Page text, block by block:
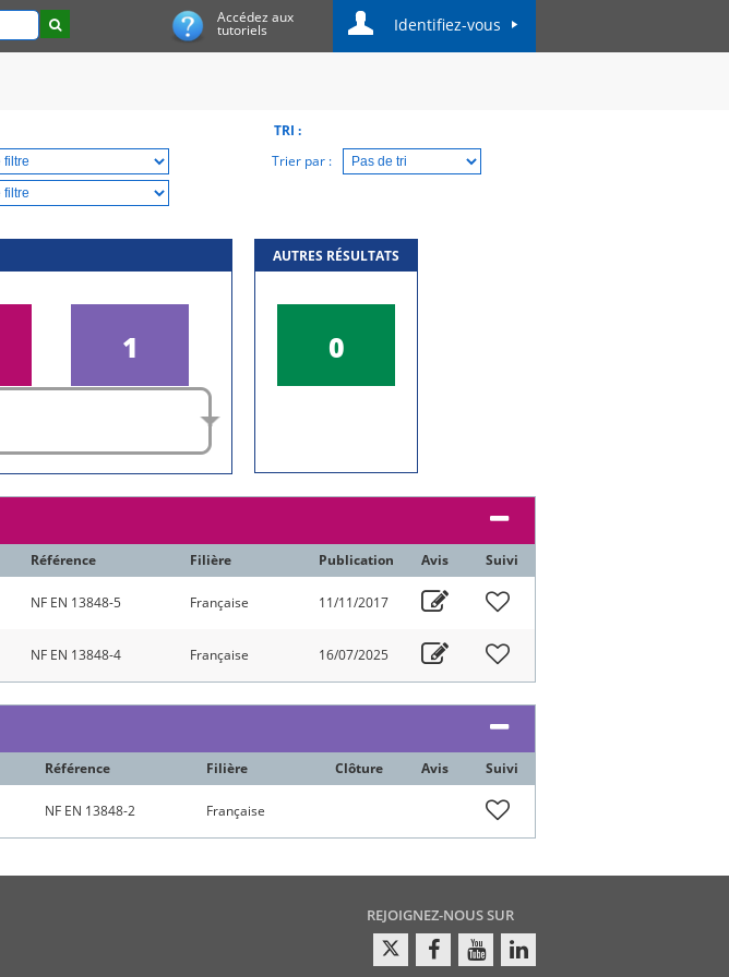
Accédez aux
tutoriels Identifiez-vous
TRI :
Trier par :
1
AUTRES RÉSULTATS
0
Référence Filière Publication Avis
Suivi
NF EN 13848-5 Française 11/11/2017
NF EN 13848-4 Française 16/07/2025
Référence Filière Clôture Avis
Suivi
NF EN 13848-2 Française
REJOIGNEZ-NOUS SUR